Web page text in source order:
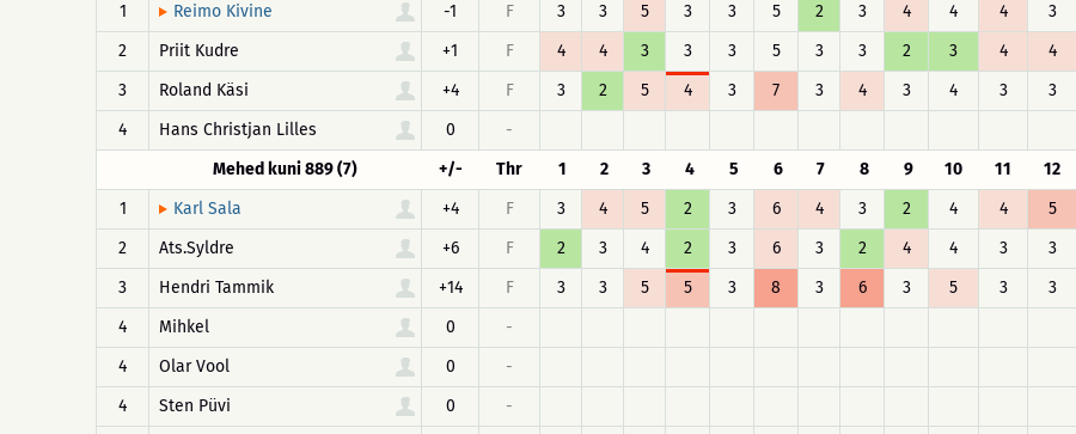
1
Reimo Kivine -1 F 3 3 5 3 3 5 2 3 4 4 4 3
2
Priit Kudre +1 F 4 4 3 3 3 5 3 3 2 3 4 4
3
Roland Käsi +4 F 3 2 5 4 3 7 3 4 3 4 3 3
4
Hans Christjan Lilles 0 -
Mehed kuni 889 (7)
+/- Thr 1 2 3 4 5 6 7 8 9 10 11 12
1
Karl Sala +4 F 3 4 5 2 3 6 4 3 2 4 4 5
2
Ats.Syldre +6 F 2 3 4 2 3 6 3 2 4 4 3 3
3
Hendri Tammik +14 F 3 3 5 5 3 8 3 6 3 5 3 3
4
Mihkel 0 -
4
Olar Vool 0 -
4
Sten Püvi 0 -